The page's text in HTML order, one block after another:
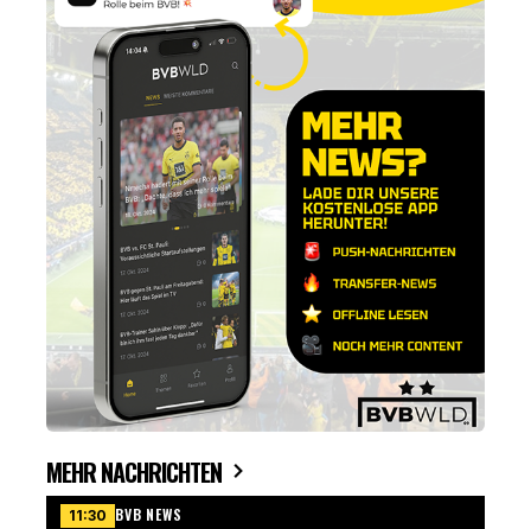
MEHR NACHRICHTEN
11:30 BVB NEWS